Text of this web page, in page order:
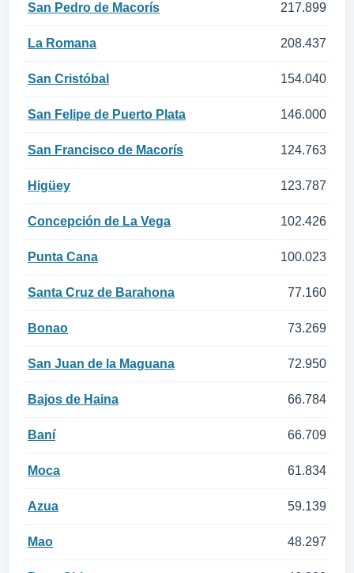
San Pedro de Macorís 217.899
La Romana 208.437
San Cristóbal 154.040
San Felipe de Puerto Plata 146.000
San Francisco de Macorís 124.763
Higüey 123.787
Concepción de La Vega 102.426
Punta Cana 100.023
Santa Cruz de Barahona 77.160
Bonao 73.269
San Juan de la Maguana 72.950
Bajos de Haina 66.784
Baní 66.709
Moca 61.834
Azua 59.139
Mao 48.297